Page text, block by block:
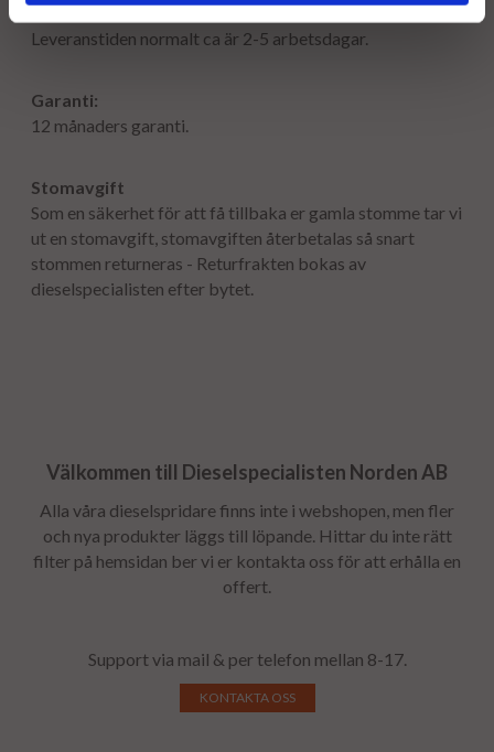
Leveranstiden normalt ca är 2-5 arbetsdagar.
Garanti:
12 månaders garanti.
Stomavgift
Som en säkerhet för att få tillbaka er gamla stomme tar vi
ut en stomavgift, stomavgiften återbetalas så snart
stommen returneras - Returfrakten bokas av
dieselspecialisten efter bytet.
Välkommen till Dieselspecialisten Norden AB
Alla våra dieselspridare finns inte i webshopen, men fler
och nya produkter läggs till löpande. Hittar du inte rätt
filter på hemsidan ber vi er kontakta oss för att erhålla en
offert.
Support via mail & per telefon mellan 8-17.
KONTAKTA OSS